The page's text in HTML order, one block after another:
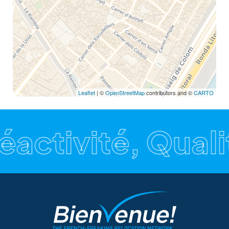
Leaflet | ©OpenStreetMapcontributors and ©CARTO